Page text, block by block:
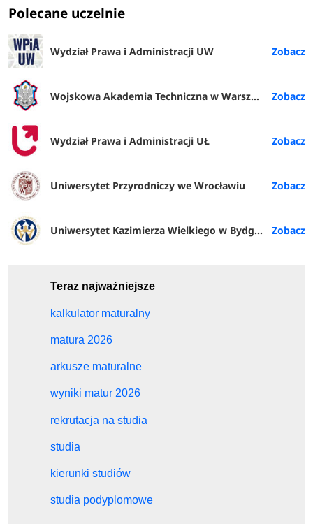
Polecane uczelnie
Wydział Prawa i Administracji UW
Wojskowa Akademia Techniczna w Warszawie
Wydział Prawa i Administracji UŁ
Uniwersytet Przyrodniczy we Wrocławiu
Uniwersytet Kazimierza Wielkiego w Bydgoszczy
Teraz najważniejsze
kalkulator maturalny
matura 2026
arkusze maturalne
wyniki matur 2026
rekrutacja na studia
studia
kierunki studiów
studia podyplomowe